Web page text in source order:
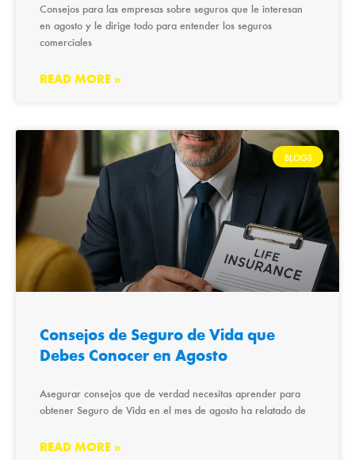
Consejos para las empresas sobre seguros que le interesan
en agosto y le dirige todo para entender los seguros
comerciales
READ MORE »
BLOGS
Consejos de Seguro de Vida que
Debes Conocer en Agosto
Asegurar consejos que de verdad necesitas aprender para
obtener Seguro de Vida en el mes de agosto ha relatado de
READ MORE »